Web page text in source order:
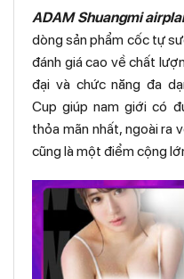
ADAM Shuangmi
dòng sản phẩm cốc tự
đánh giá cao về chất
đại và chức năng đa
Cup giúp nam giới có
thỏa mãn nhất, ngoài ra
cũng là một điểm cộng